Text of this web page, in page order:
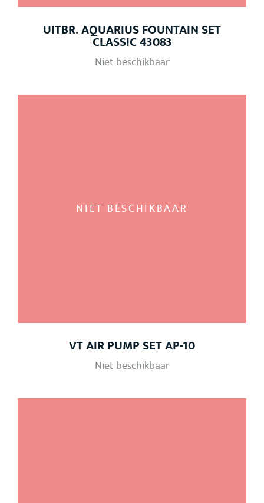
UITBR. AQUARIUS FOUNTAIN SET
CLASSIC 43083
Niet beschikbaar
NIET BESCHIKBAAR
VT AIR PUMP SET AP-10
Niet beschikbaar